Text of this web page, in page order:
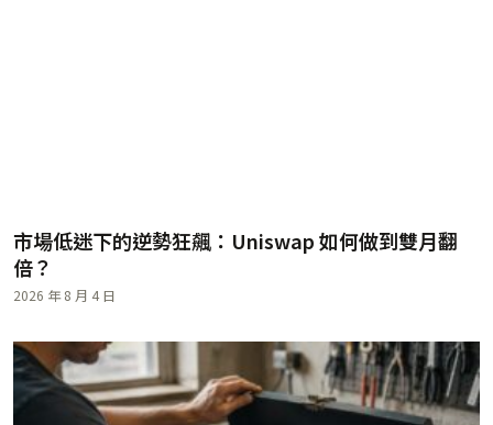
市場低迷下的逆勢狂飆：Uniswap 如何做到雙月翻
倍？
2026 年 8 月 4 日